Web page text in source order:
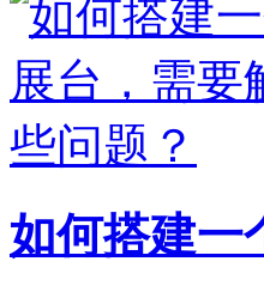
如何搭建一